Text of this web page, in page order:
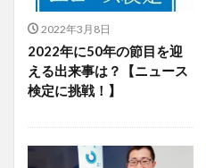
2022年3月8日
2022年に50年の節目を迎
える出来事は？【ニュース
検定に挑戦！】